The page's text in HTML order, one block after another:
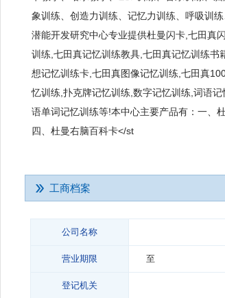
象训练、创造力训练、记忆力训练、呼吸训
潜能开发研究中心专业提供杜曼闪卡,七田真
训练,七田真记忆训练教具,七田真记忆训练
想记忆训练卡,七田真图像记忆训练,七田真
忆训练,扑克牌记忆训练,数字记忆训练,词语
语单词记忆训练等!本中心主要产品有：一、
四、杜曼右脑百科卡</st
工商档案
公司名称
营业期限 至
登记机关